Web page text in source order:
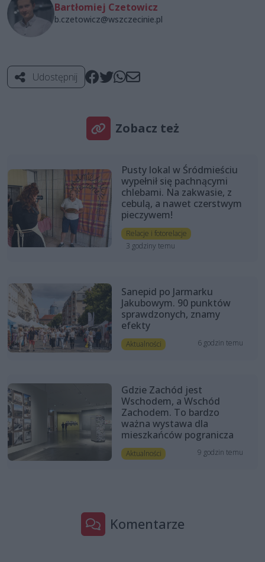
Bartłomiej Czetowicz
b.czetowicz@wszczecinie.pl
Udostępnij
Zobacz też
Pusty lokal w Śródmieściu
wypełnił się pachnącymi
chlebami. Na zakwasie, z
cebulą, a nawet czerstwym
pieczywem!
Relacje i fotorelacje
3 godziny temu
Sanepid po Jarmarku
Jakubowym. 90 punktów
sprawdzonych, znamy
efekty
Aktualności 6 godzin temu
Gdzie Zachód jest
Wschodem, a Wschód
Zachodem. To bardzo
ważna wystawa dla
mieszkańców pogranicza
Aktualności 9 godzin temu
Komentarze